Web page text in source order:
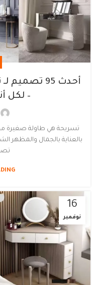
– لكل
تسريحة هي طاولة صغيرة
بالعناية بالجمال والمظهر
16
نوفمبر